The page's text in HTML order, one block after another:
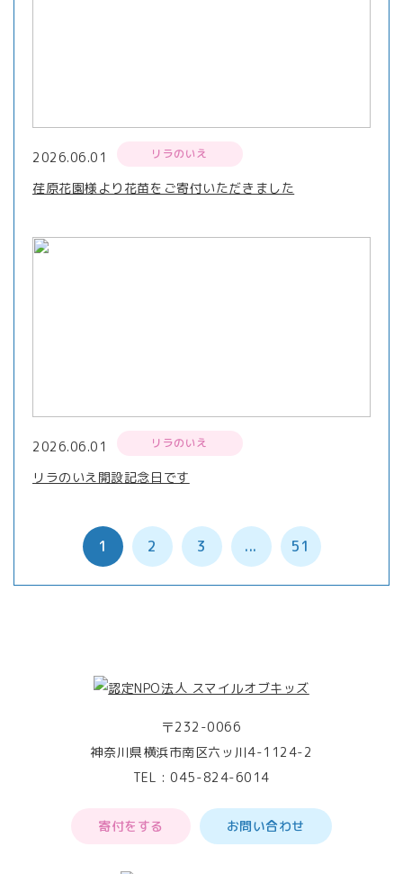
2026.06.01 リラのいえ
荏原花園様より花苗をご寄付いただきました
2026.06.01 リラのいえ
リラのいえ開設記念日です
1 2 3 ... 51
〒232-0066
神奈川県横浜市南区六ッ川4-1124-2
TEL :045-824-6014
寄付をする お問い合わせ